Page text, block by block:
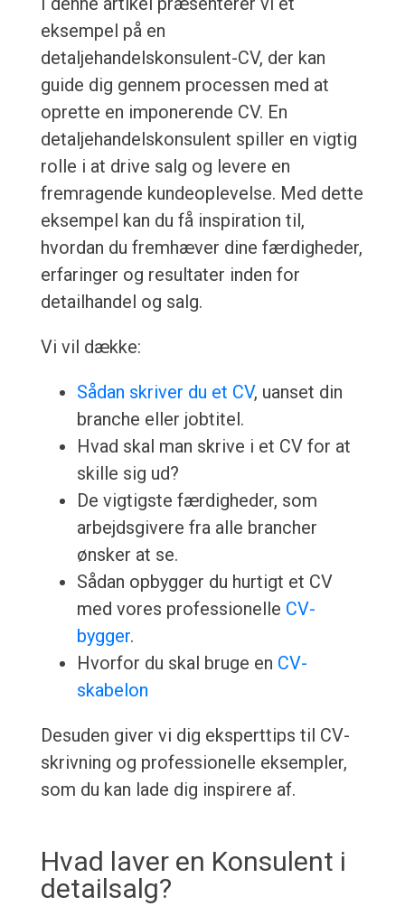
eksempel på en
detaljehandelskonsulent-CV, der kan
guide dig gennem processen med at
oprette en imponerende CV. En
detaljehandelskonsulent spiller en vigtig
rolle i at drive salg og levere en
fremragende kundeoplevelse. Med dette
eksempel kan du få inspiration til,
hvordan du fremhæver dine færdigheder,
erfaringer og resultater inden for
detailhandel og salg.
Vi vil dække:
Sådan skriver du et CV, uanset din
branche eller jobtitel.
Hvad skal man skrive i et CV for at
skille sig ud?
De vigtigste færdigheder, som
arbejdsgivere fra alle brancher
ønsker at se.
Sådan opbygger du hurtigt et CV
med vores professionelle CV-
bygger.
Hvorfor du skal bruge en CV-
skabelon
Desuden giver vi dig eksperttips til CV-
skrivning og professionelle eksempler,
som du kan lade dig inspirere af.
Hvad laver en Konsulent i
detailsalg?